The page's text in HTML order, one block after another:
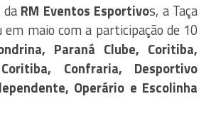
da RM Eventos Esportivos, a Taça
em maio com a participação de 10
Paraná Clube, Coritiba,
Confraria, Desportivo
Operário e Escolinha